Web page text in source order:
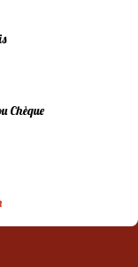
Chèque